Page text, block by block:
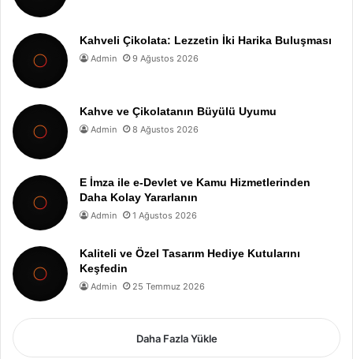
Kahveli Çikolata: Lezzetin İki Harika Buluşması
Admin 9 Ağustos 2026
Kahve ve Çikolatanın Büyülü Uyumu
Admin 8 Ağustos 2026
E İmza ile e-Devlet ve Kamu Hizmetlerinden
Daha Kolay Yararlanın
Admin 1 Ağustos 2026
Kaliteli ve Özel Tasarım Hediye Kutularını
Keşfedin
Admin 25 Temmuz 2026
Daha Fazla Yükle